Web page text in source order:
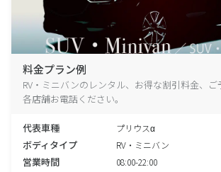
料金プラン例
RV・ミニバンのレンタル、お得な割引料金、
各店舗お電話ください。
代表車種 プリウスα
ボディタイプ RV・ミニバン
営業時間 08:00-22:00